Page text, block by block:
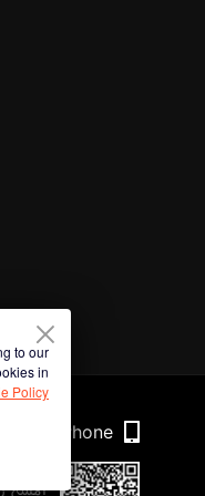
to our
in
Policy.
Phone
امسح